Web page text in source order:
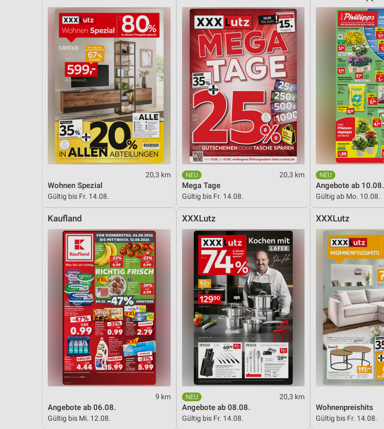
20,3 km
Wohnen Spezial
Gültig bis Fr. 14.08.
20,3 km
Mega Tage
Gültig bis Fr. 14.08.
Angebote ab 10.08.
Gültig ab Mo. 10.08.
Kaufland
9 km
Angebote ab 06.08.
Gültig bis Mi. 12.08.
XXXLutz
20,3 km
Angebote ab 08.08.
Gültig bis Fr. 14.08.
XXXLutz
Wohnenpreishits
Gültig bis Fr. 14.08.
Entwicklung und Verbesserung der Angebote
Verwendung reduzierter Daten zur Auswahl von Inhalten
IAB-Besonderheiten:
Verwendung genauer Standortdaten
Geräte anhand von aktiv angeforderten Informationen identifizieren
Nicht-IAB-Verarbeitungszwecke:
Performance